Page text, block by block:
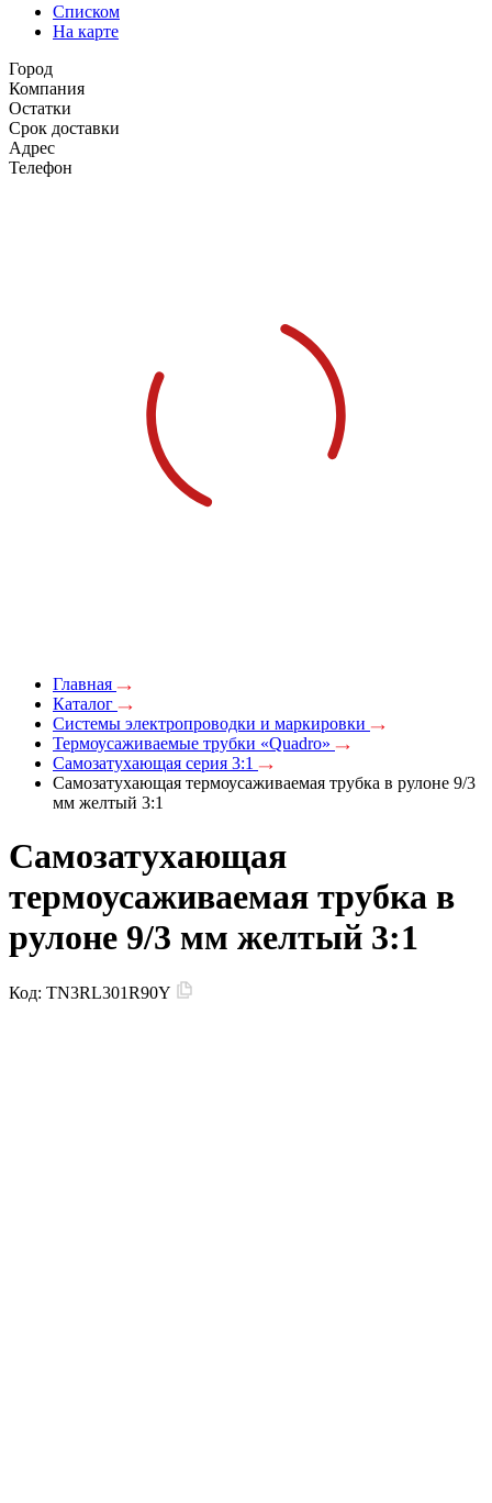
Списком
На карте
Город
Компания
Остатки
Срок доставки
Адрес
Телефон
Главная
Каталог
Системы электропроводки и маркировки
Термоусаживаемые трубки «Quadro»
Самозатухающая серия 3:1
Самозатухающая термоусаживаемая трубка в рулоне 9/3
мм желтый 3:1
Самозатухающая
термоусаживаемая трубка в
рулоне 9/3 мм желтый 3:1
Код: TN3RL301R90Y